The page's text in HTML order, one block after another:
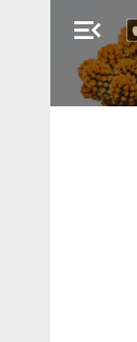
menu_open